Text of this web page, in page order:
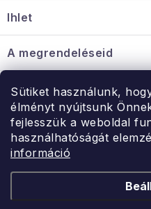
Sütiket használunk,
élményt nyújtsunk
fejlesszük a weboldal
használhatóságát
információ
é
c
Információ a mellékletről
Nagykereskedelmi
Ihlet
A megrendeléseid
Érintkezés
Rendelésem
Érintkezés
Hé-Pé: 9:00-15:00
uzlet@modernvasarlas.hu